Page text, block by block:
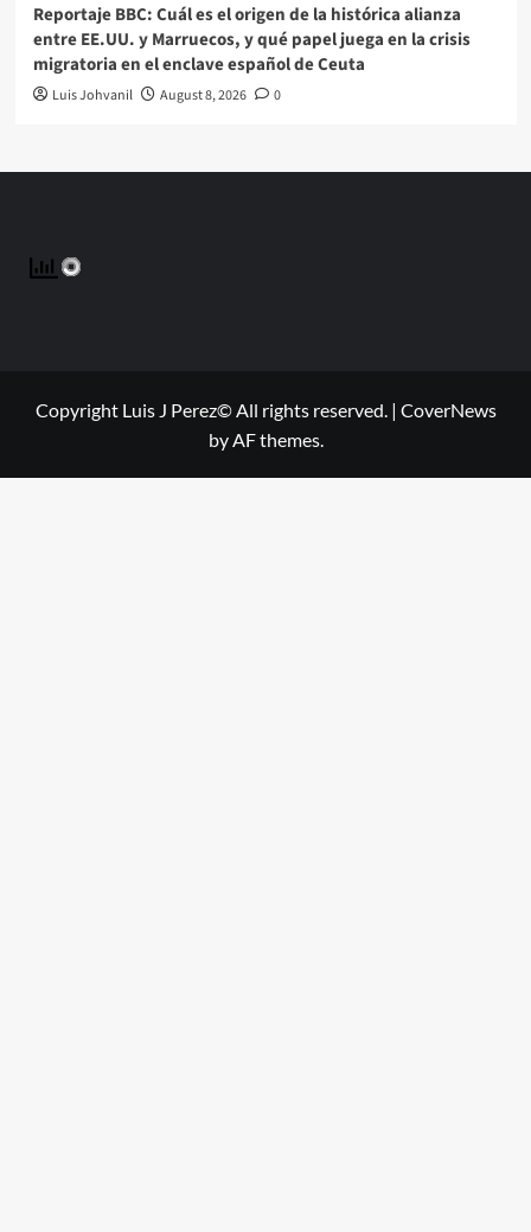
Reportaje BBC: Cuál es el origen de la histórica alianza
entre EE.UU. y Marruecos, y qué papel juega en la crisis
migratoria en el enclave español de Ceuta
Luis Johvanil August 8, 2026 0
Copyright Luis J Perez© All rights reserved. | CoverNews
by AF themes.